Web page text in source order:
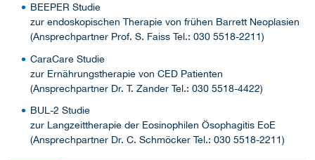
BEEPER Studie
zur endoskopischen Therapie von frühen Barrett Neoplasien
(Ansprechpartner Prof. S. Faiss Tel.: 030 5518-2211)
CaraCare Studie
zur Ernährungstherapie von CED Patienten
(Ansprechpartner Dr. T. Zander Tel.: 030 5518-4422)
BUL-2 Studie
zur Langzeittherapie der Eosinophilen Ösophagitis EoE
(Ansprechpartner Dr. C. Schmöcker Tel.: 030 5518-2211)